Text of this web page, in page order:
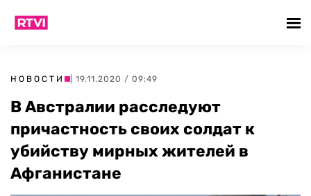
НОВОСТИ | 19.11.2020 / 09:49
В Австралии расследуют
причастность своих солдат к
убийству мирных жителей в
Афганистане